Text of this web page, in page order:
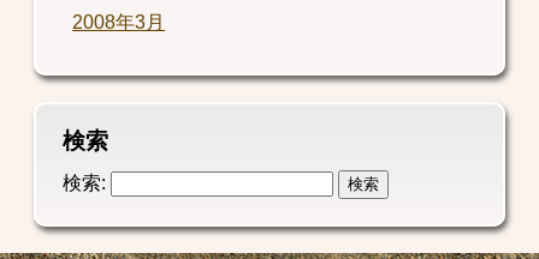
2008年3月
検索
検索: